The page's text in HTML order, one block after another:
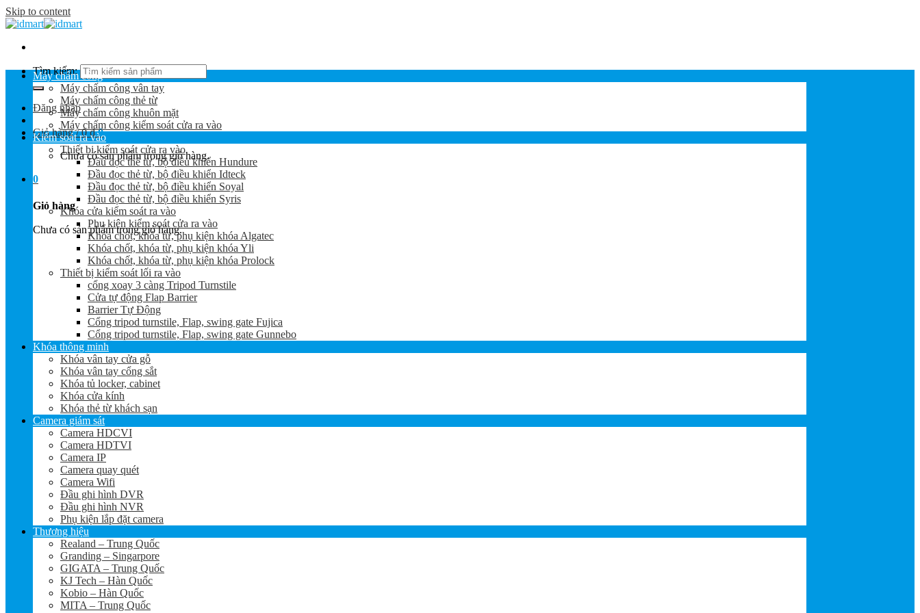
Skip to content
Tìm kiếm:
Đăng nhập
Giỏ hàng /0₫ 0
Chưa có sản phẩm trong giỏ hàng.
0
Giỏ hàng
Chưa có sản phẩm trong giỏ hàng.
Máy chấm công
Máy chấm công vân tay
Máy chấm công thẻ từ
Máy chấm công khuôn mặt
Máy chấm công kiểm soát cửa ra vào
Kiểm soát ra vào
Thiết bị kiểm soát cửa ra vào
Đầu đọc thẻ từ, bộ điều khiển Hundure
Đầu đọc thẻ từ, bộ điều khiển Idteck
Đầu đọc thẻ từ, bộ điều khiển Soyal
Đầu đọc thẻ từ, bộ điều khiển Syris
Khóa cửa kiểm soát ra vào
Phụ kiện kiểm soát cửa ra vào
Khóa chốt, khóa từ, phụ kiện khóa Algatec
Khóa chốt, khóa từ, phụ kiện khóa Yli
Khóa chốt, khóa từ, phụ kiện khóa Prolock
Thiết bị kiểm soát lối ra vào
cổng xoay 3 càng Tripod Turnstile
Cửa tự động Flap Barrier
Barrier Tự Động
Cổng tripod turnstile, Flap, swing gate Fujica
Cổng tripod turnstile, Flap, swing gate Gunnebo
Khóa thông minh
Khóa vân tay cửa gỗ
Khóa vân tay cổng sắt
Khóa tủ locker, cabinet
Khóa cửa kính
Khóa thẻ từ khách sạn
Camera giám sát
Camera HDCVI
Camera HDTVI
Camera IP
Camera quay quét
Camera Wifi
Đầu ghi hình DVR
Đầu ghi hình NVR
Phụ kiện lắp đặt camera
Thương hiệu
Realand – Trung Quốc
Granding – Singarpore
GIGATA – Trung Quốc
KJ Tech – Hàn Quốc
Kobio – Hàn Quốc
MITA – Trung Quốc